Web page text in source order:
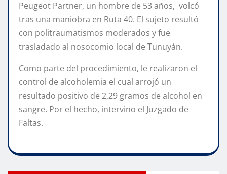
Peugeot Partner, un hombre de 53 años, volcó
tras una maniobra en Ruta 40. El sujeto resultó
con politraumatismos moderados y fue
trasladado al nosocomio local de Tunuyán.
Como parte del procedimiento, le realizaron el
control de alcoholemia el cual arrojó un
resultado positivo de 2,29 gramos de alcohol en
sangre. Por el hecho, intervino el Juzgado de
Faltas.